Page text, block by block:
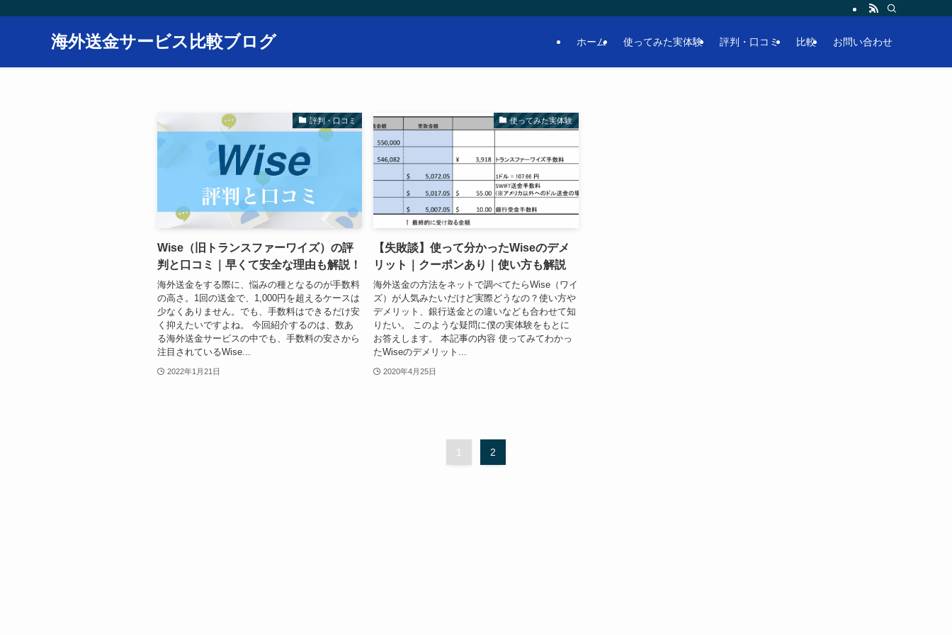
海外送金サービス比較ブログ ホーム 使ってみた実体験 評判・口コミ 比較 お問い合わせ
評判・口コミ
Wise（旧トランスファーワイズ）の評
判と口コミ｜早くて安全な理由も解説！
海外送金をする際に、悩みの種となるのが手数料
の高さ。1回の送金で、1,000円を超えるケースは
少なくありません。でも、手数料はできるだけ安
く抑えたいですよね。 今回紹介するのは、数あ
る海外送金サービスの中でも、手数料の安さから
注目されているWise...
2022年1月21日
使ってみた実体験
【失敗談】使って分かったWiseのデメ
リット｜クーポンあり｜使い方も解説
海外送金の方法をネットで調べてたらWise（ワイ
ズ）が人気みたいだけど実際どうなの？使い方や
デメリット、銀行送金との違いなども合わせて知
りたい。 このような疑問に僕の実体験をもとに
お答えします。 本記事の内容 使ってみてわかっ
たWiseのデメリット...
2020年4月25日
1 2